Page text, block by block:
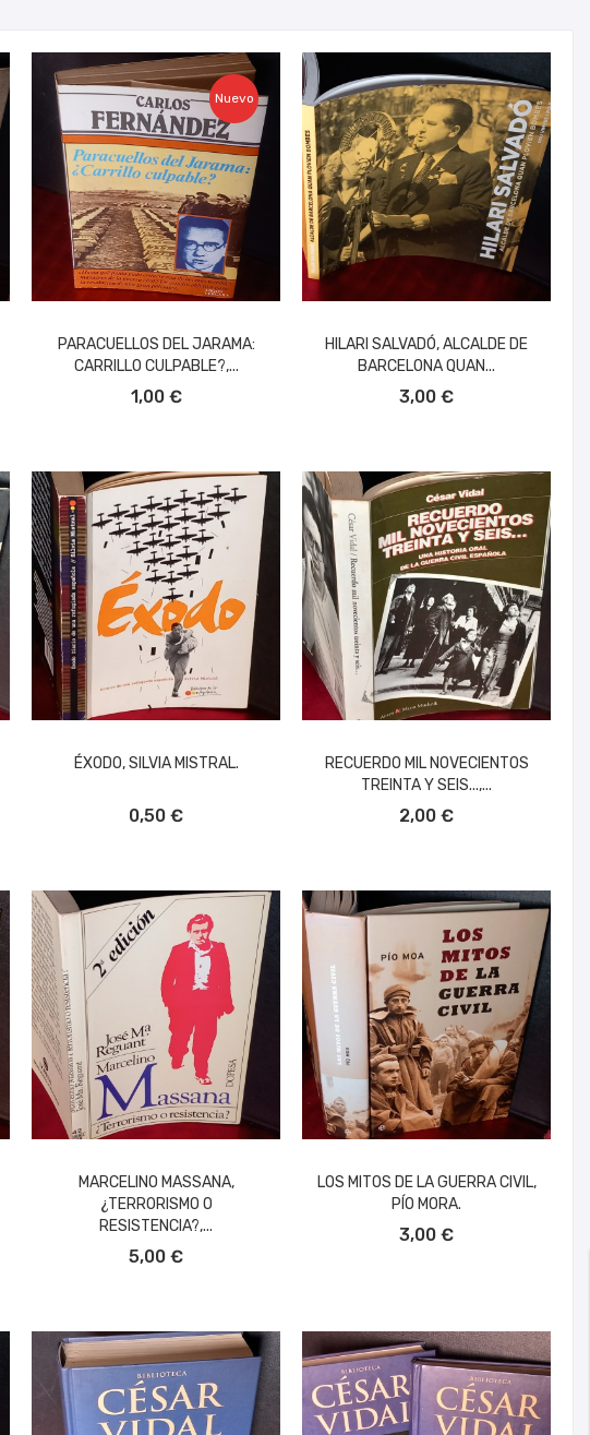
Nuevo
PARACUELLOS DEL JARAMA:
CARRILLO CULPABLE?,...
1,00 €
HILARI SALVADÓ, ALCALDE DE
BARCELONA QUAN...
3,00 €
ÉXODO, SILVIA MISTRAL.
0,50 €
RECUERDO MIL NOVECIENTOS
TREINTA Y SEIS...,...
2,00 €
MARCELINO MASSANA,
¿TERRORISMO O
RESISTENCIA?,...
5,00 €
LOS MITOS DE LA GUERRA CIVIL,
PÍO MORA.
3,00 €